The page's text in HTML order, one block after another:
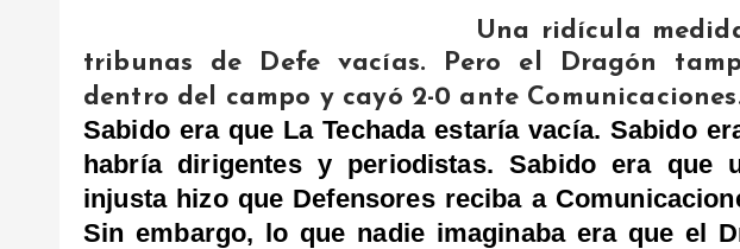
Una ridícula
tribunas de Defe vacías. Pero el Dragón
dentro del campo y cayó 2-0 ante
Sabido era que La Techada estaría vacía. Sabido
habría dirigentes y periodistas. Sabido era que
injusta hizo que Defensores reciba a
Sin embargo, lo que nadie imaginaba era que el